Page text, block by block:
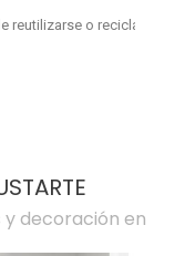
reutilizarse o reciclarse.
decoración en